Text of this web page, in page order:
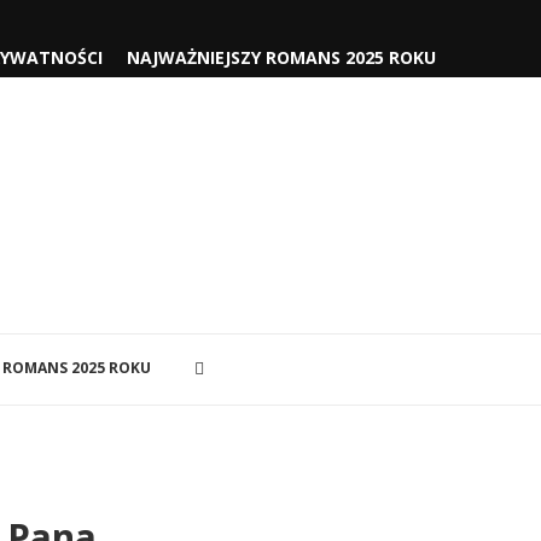
NAJWAŻNIEJSZY ROMANS 2025 ROKU
2025 ROKU